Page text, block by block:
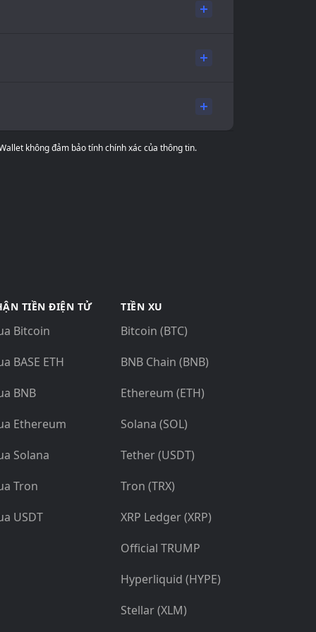
không đảm bảo tính chính xác của thông tin.
TIỀN ĐIỆN TỬ
Bitcoin
BASE ETH
BNB
Ethereum
Solana
Tron
USDT
TIỀN XU
Bitcoin (BTC)
BNB Chain (BNB)
Ethereum (ETH)
Solana (SOL)
Tether (USDT)
Tron (TRX)
XRP Ledger (XRP)
Official TRUMP
Hyperliquid (HYPE)
Stellar (XLM)